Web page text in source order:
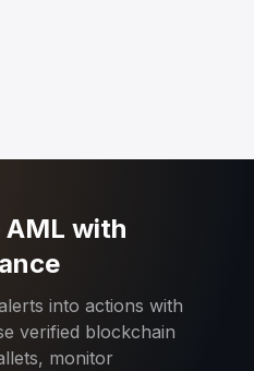
AML with
into actions with
verified blockchain
monitor